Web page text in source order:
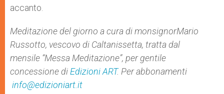
accanto.
Meditazione del giorno a cura di monsignorMario
Russotto, vescovo di Caltanissetta, tratta dal
mensile “Messa Meditazione”, per gentile
concessione di Edizioni ART. Per abbonamenti
info@edizioniart.it